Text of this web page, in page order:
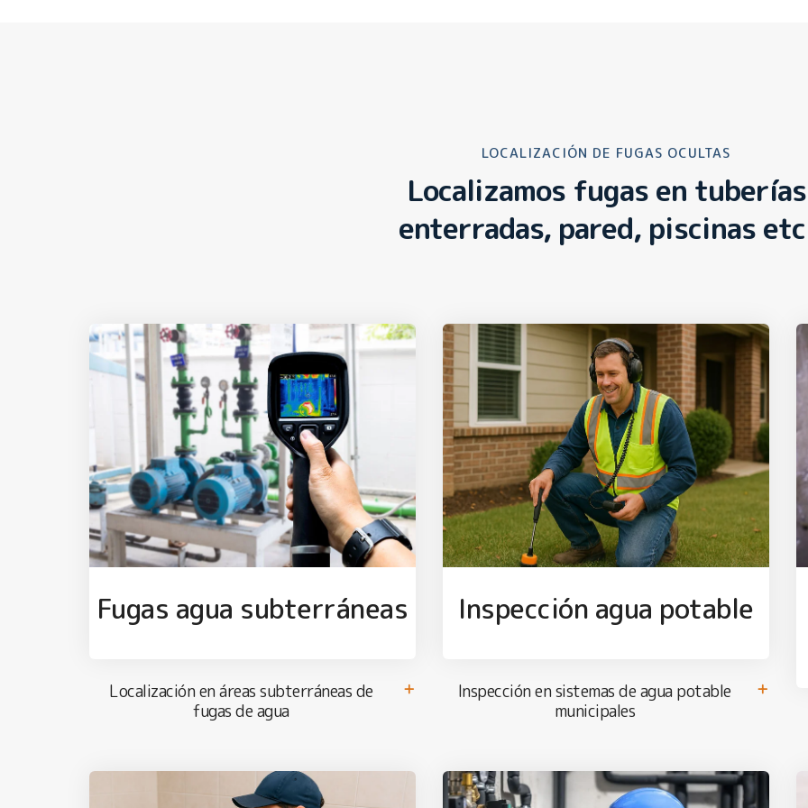
LOCALIZACIÓN DE FUGAS OCULTAS
Localizamos fugas en tuberías
enterradas, pared, piscinas
Fugas agua subterráneas
Localización en áreas subterráneas de
fugas de agua
Inspección agua potable
Inspección en sistemas de agua potable
municipales